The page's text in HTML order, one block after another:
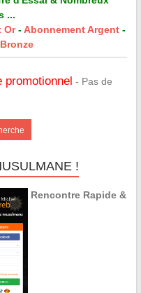
...
Or-Abonnement Argent -
- Pas de
!
Rencontre Rapide &